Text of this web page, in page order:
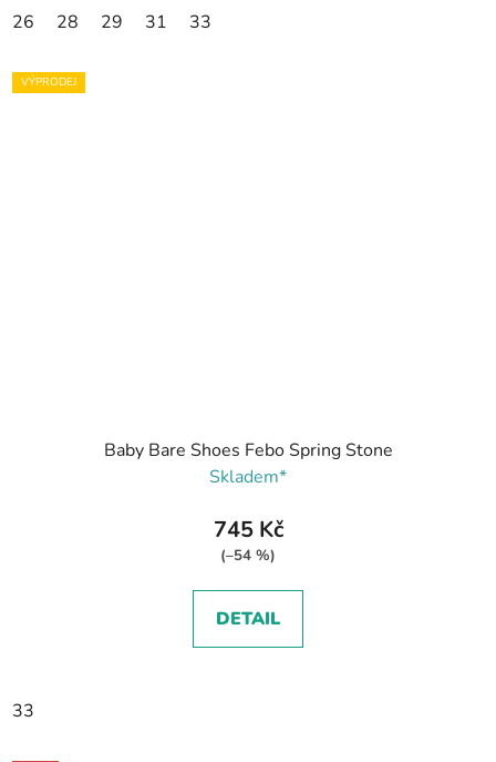
26 28 29 31 33
VÝPRODEJ
Baby Bare Shoes Febo Spring Stone
Skladem*
745 Kč
(–54 %)
DETAIL
33